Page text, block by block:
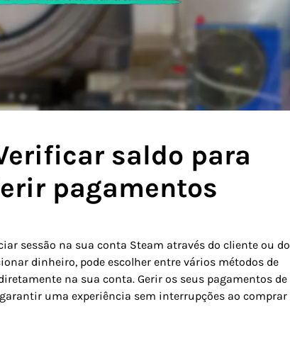
saldo para
pagamentos
sessão na sua conta Steam através do cliente ou do
dinheiro, pode escolher entre vários métodos de
na sua conta. Gerir os seus pagamentos de
uma experiência sem interrupções ao comprar